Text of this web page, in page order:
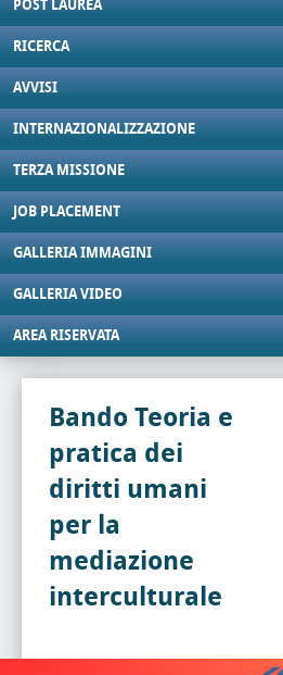
POST LAUREA
RICERCA
AVVISI
INTERNAZIONALIZZAZIONE
TERZA MISSIONE
JOB PLACEMENT
GALLERIA IMMAGINI
GALLERIA VIDEO
AREA RISERVATA
Bando Teoria e
pratica dei
diritti umani
per la
mediazione
interculturale